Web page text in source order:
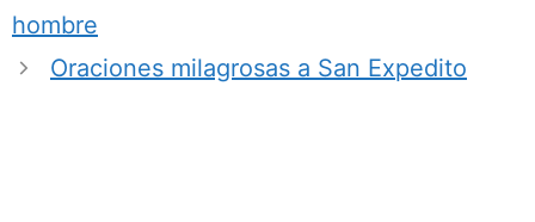
hombre
Oraciones milagrosas a San Expedito